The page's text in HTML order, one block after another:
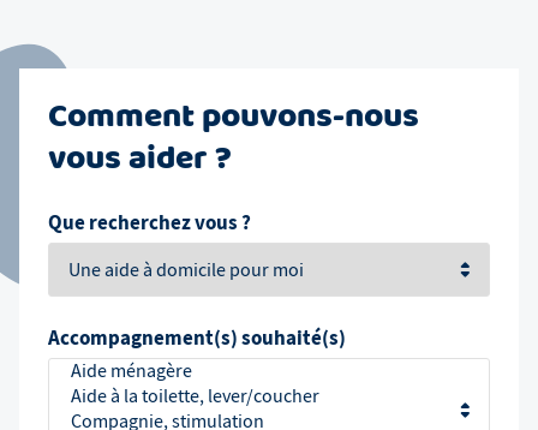
Comment pouvons-nous
vous aider ?
Que recherchez vous ?
Accompagnement(s) souhaité(s)